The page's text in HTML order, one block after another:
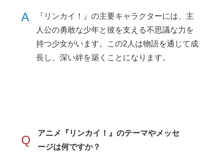
A
『リンカイ！』の主要キャラクターには、主
人公の勇敢な少年と彼を支える不思議な力を
持つ少女がいます。この2人は物語を通じて成
長し、深い絆を築くことになります。
Q
アニメ『リンカイ！』のテーマやメッセ
ージは何ですか？